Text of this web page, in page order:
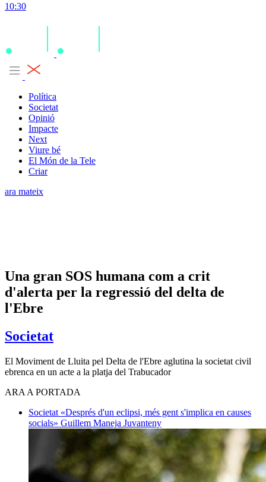
10:30
Política
Societat
Opinió
Impacte
Next
Viure bé
El Món de la Tele
Criar
ara mateix
Una gran SOS humana com a crit
d'alerta per la regressió del delta de
l'Ebre
Societat
El Moviment de Lluita pel Delta de l'Ebre aglutina la societat civil
ebrenca en un acte a la platja del Trabucador
ARA A PORTADA
Societat «Després d'un eclipsi, més gent s'implica en causes
socials» Guillem Maneja Juvanteny